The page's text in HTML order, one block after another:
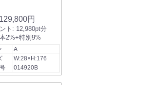
129,800円
ト: 12,980pt分
2%+特別9%
A
W:28×H:176
014920B